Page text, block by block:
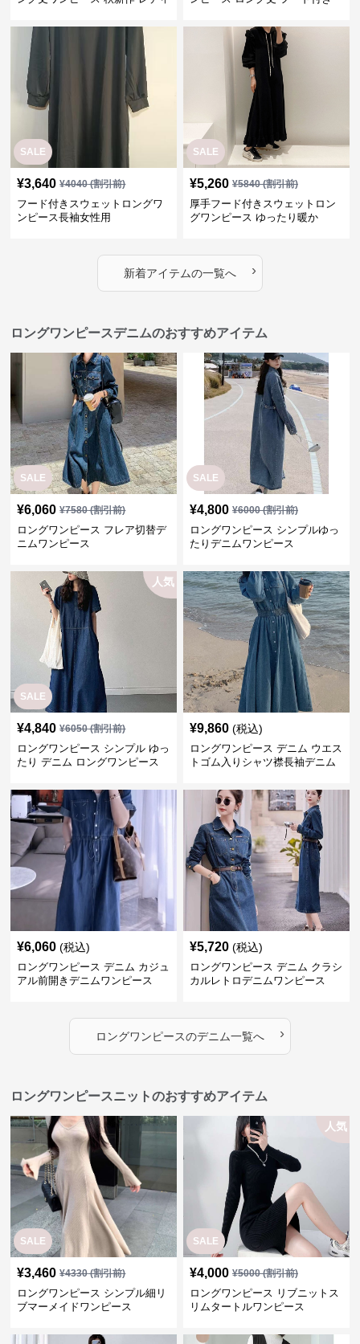
SALE
¥3,640 ¥4040(割引前)
フード付きスウェットロングワ
ンピース長袖女性用
SALE
¥5,260 ¥5840(割引前)
厚手フード付きスウェットロン
グワンピース ゆったり暖か
新着アイテムの一覧へ ›
ロングワンピースデニムのおすすめアイテム
SALE
¥6,060 ¥7580(割引前)
ロングワンピース フレア切替デ
ニムワンピース
SALE
¥4,800 ¥6000(割引前)
ロングワンピース シンプルゆっ
たりデニムワンピース
SALE
人気
¥4,840 ¥6050(割引前)
ロングワンピース シンプル ゆっ
たり デニム ロングワンピース
¥9,860 (税込)
ロングワンピース デニム ウエス
トゴム入りシャツ襟長袖デニム
¥6,060 (税込)
ロングワンピース デニム カジュ
アル前開きデニムワンピース
¥5,720 (税込)
ロングワンピース デニム クラシ
カルレトロデニムワンピース
ロングワンピースのデニム一覧へ ›
ロングワンピースニットのおすすめアイテム
SALE
¥3,460 ¥4330(割引前)
ロングワンピース シンプル細リ
ブマーメイドワンピース
SALE
人気
¥4,000 ¥5000(割引前)
ロングワンピース リブニットス
リムタートルワンピース